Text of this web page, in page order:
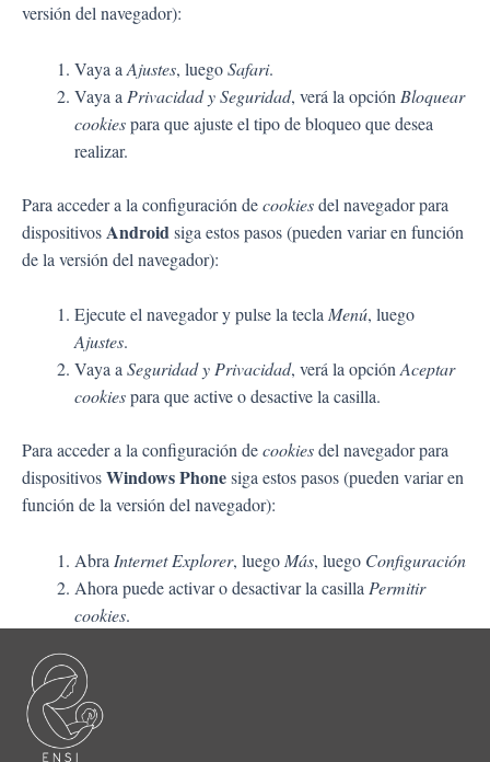
versión del navegador):
Vaya a Ajustes, luegoSafari.
Vaya a Privacidad y Seguridad, verá la opción Bloquear
cookiespara que ajuste el tipo de bloqueo que desea
realizar.
Para acceder a la configuración decookiesdel navegador para
dispositivosAndroidsiga estos pasos (pueden variar en función
de la versión del navegador):
Ejecute el navegador y pulse la teclaMenú, luego
Ajustes.
Vaya aSeguridad y Privacidad, verá la opciónAceptar
cookiespara que active o desactive la casilla.
Para acceder a la configuración decookiesdel navegador para
dispositivosWindows Phonesiga estos pasos (pueden variar en
función de la versión del navegador):
Abra Internet Explorer, luego Más, luego Configuración
Ahora puede activar o desactivar la casilla Permitir
cookies.